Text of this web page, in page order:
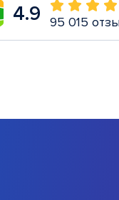
4.9 95 015